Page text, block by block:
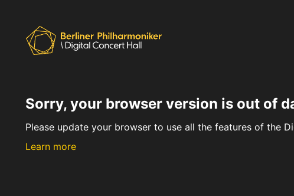
Sorry, your browser version is out of
Please update your browser to use all the features of the
Learn more